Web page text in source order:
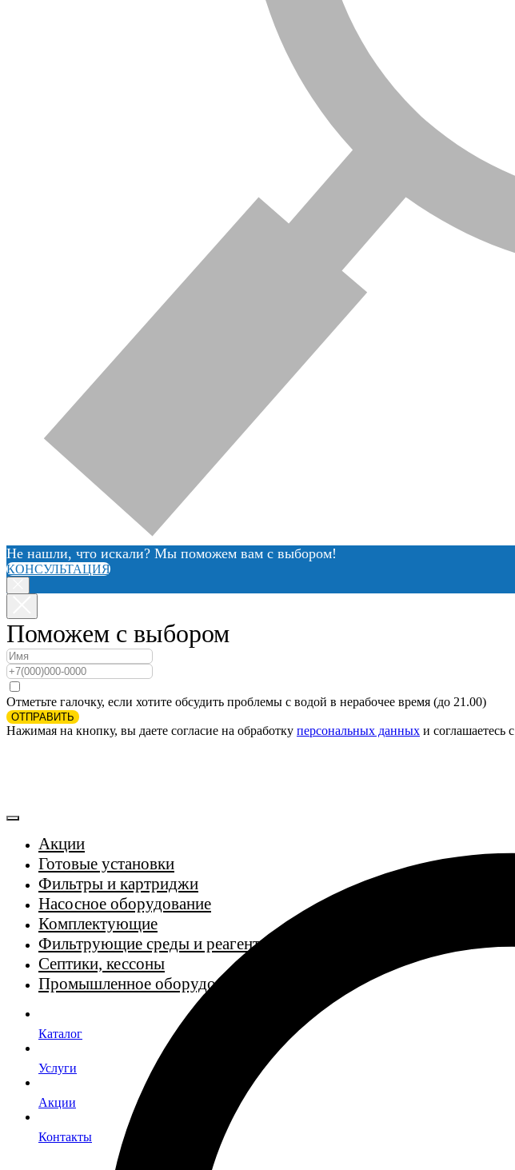
Не нашли, что искали? Мы поможем вам с выбором!
КОНСУЛЬТАЦИЯ
Поможем с выбором
Отметьте галочку, если хотите обсудить проблемы с водой в нерабочее время (до 21.00)
ОТПРАВИТЬ
Нажимая на кнопку, вы даете согласие на обработку персональных данных и соглашаетесь c
Акции
Готовые установки
Фильтры и картриджи
Насосное оборудование
Комплектующие
Фильтрующие среды и реагенты
Септики, кессоны
Промышленное оборудование
Каталог
Услуги
Акции
Контакты